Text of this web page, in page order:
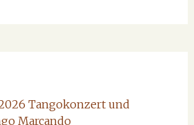
Tangokonzert und
Marcando